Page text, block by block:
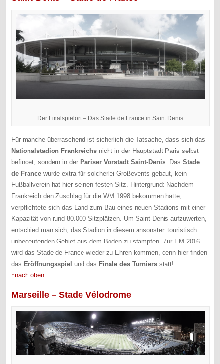
Der Finalspielort – Das Stade de France in Saint Denis
Für manche überraschend ist sicherlich die Tatsache, dass sich das
Nationalstadion Frankreichs nicht in der Hauptstadt Paris selbst
befindet, sondern in der Pariser Vorstadt Saint-Denis. DasStade
de France wurde extra für solcherlei Großevents gebaut, kein
Fußballverein hat hier seinen festen Sitz. Hintergrund: Nachdem
Frankreich den Zuschlag für die WM 1998 bekommen hatte,
verpflichtete sich das Land zum Bau eines neuen Stadions mit einer
Kapazität von rund 80.000 Sitzplätzen. Um Saint-Denis aufzuwerten,
entschied man sich, das Stadion in diesem ansonsten touristisch
unbedeutenden Gebiet aus dem Boden zu stampfen. Zur EM 2016
wird das Stade de France wieder zu Ehren kommen, denn hier finden
das Eröffnungsspiel und das Finale des Turniers statt!
↑nach oben
Marseille – Stade Vélodrome